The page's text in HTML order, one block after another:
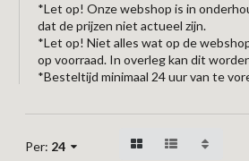
*Let op! Onze webshop is in
dat de prijzen niet actueel zijn.
*Let op! Niet alles wat op de
op voorraad. In overleg kan dit
*Besteltijd minimaal 24 uur van te
Per: 24